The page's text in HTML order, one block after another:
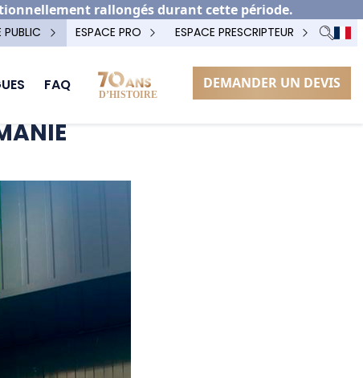
rallongés durant cette période.
PUBLIC ESPACE PRO ESPACE PRESCRIPTEUR
FAQ DEMANDER UN DEVIS